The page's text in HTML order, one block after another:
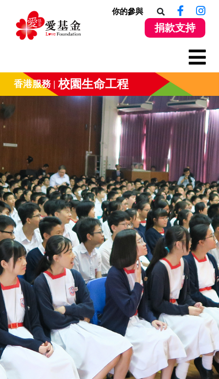
你的參與
捐款支持
香港服務 校園生命工程